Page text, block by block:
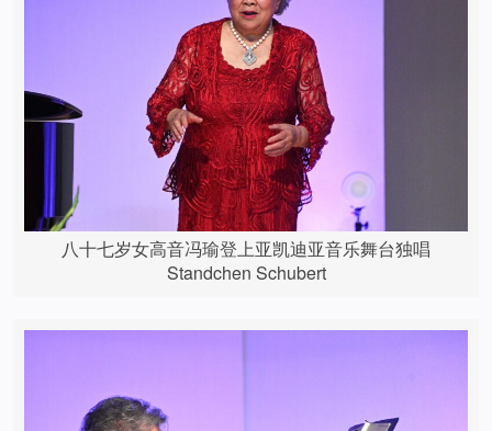
八十七岁女高音冯瑜登上亚凯迪亚音乐舞台独唱
Standchen Schubert